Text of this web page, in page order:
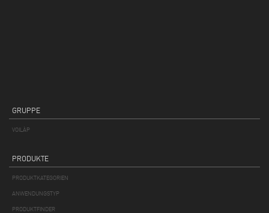
GRUPPE
VOILÀP
PRODUKTE
PRODUKTKATEGORIEN
ANWENDUNGSTYP
PRODUKTFINDER